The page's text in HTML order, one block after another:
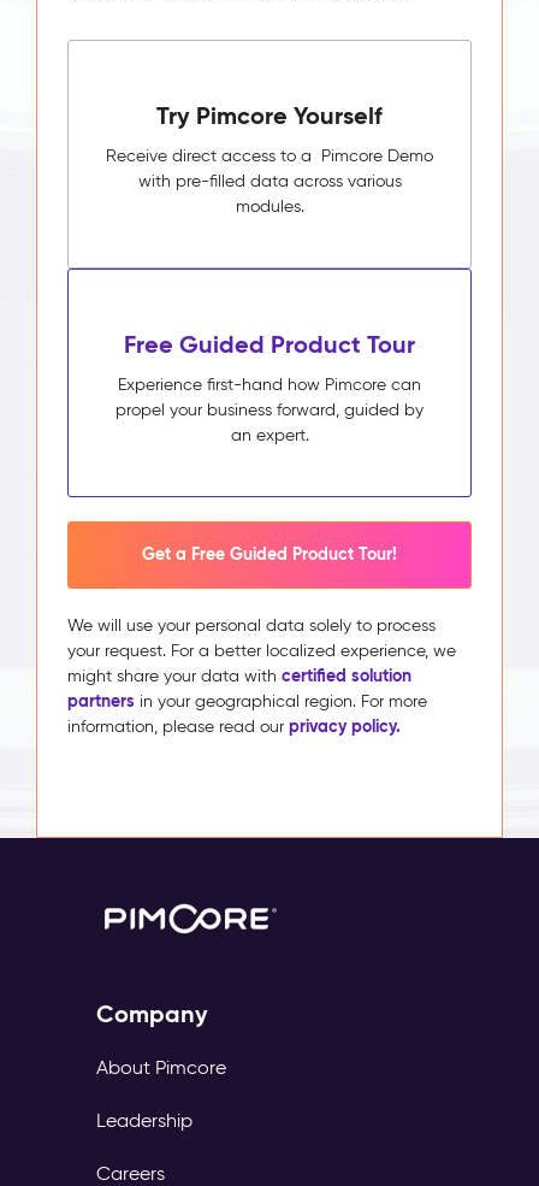
Try Pimcore Yourself
Receive direct access to a Pimcore Demo
with pre-filled data across various
modules.
Free Guided Product Tour
Experience first-hand how Pimcore can
propel your business forward, guided by
an expert.
Get a Free Guided Product Tour!
We will use your personal data solely to process
your request. For a better localized experience, we
might share your data with certified solution
partners in your geographical region. For more
information, please read our privacy policy.
Company
About Pimcore
Leadership
Careers